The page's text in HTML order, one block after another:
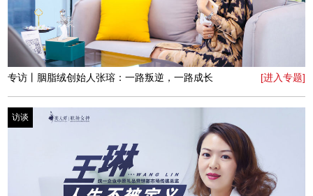
专访丨CCD中央大街商业版块总经理杨雅岚：充满热爱